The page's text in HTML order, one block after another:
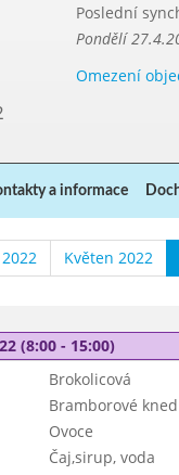
Poslední
Pondělí
Omezení
a informace
Květen 2022
(8:00 - 15:00)
Brokolicová
Bramborové
Ovoce
Čaj,sirup, voda